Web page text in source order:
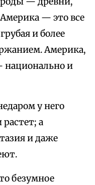
— это все
и более
Америка,
национально и
у него
растет; а
и даже
безумное